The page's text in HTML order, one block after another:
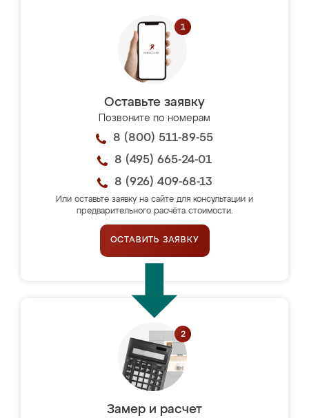
Оставьте заявку
Позвоните по номерам
8 (800) 511-89-55
8 (495) 665-24-01
8 (926) 409-68-13
Или оставьте заявку на сайте для консультации и
предварительного расчёта стоимости.
ОСТАВИТЬ ЗАЯВКУ
Замер и расчет